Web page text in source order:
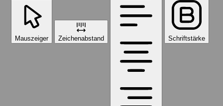
Mauszeiger Zeichenabstand Schriftstärke